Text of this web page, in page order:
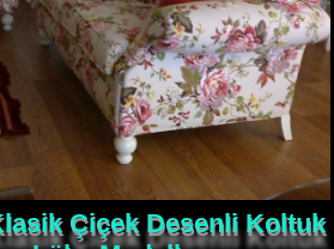
Çiçek Desenli Koltuk
Lüks Modeller